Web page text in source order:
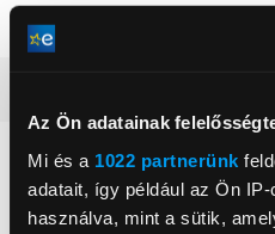
Az Ön adatainak
Mi és a 1022 partnerünk
adatait, így például az Ön
használva, mint a sütik,
Neked